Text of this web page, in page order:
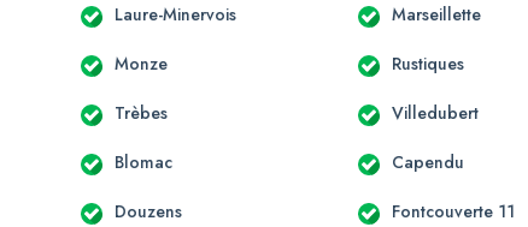
Laure-Minervois Marseillette
Monze Rustiques
Trèbes Villedubert
Blomac Capendu
Douzens Fontcouverte 11